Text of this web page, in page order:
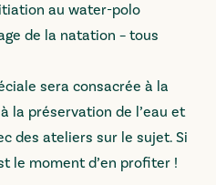
au water-polo
de la natation – tous
sera consacrée à la
la préservation de l’eau et
des ateliers sur le sujet. Si
le moment d’en profiter !